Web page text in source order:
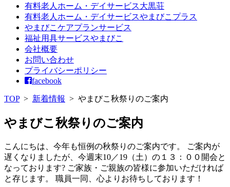
有料老人ホーム・デイサービス大黒荘
有料老人ホーム・デイサービスやまびこプラス
やまびこケアプランサービス
福祉用具サービスやまびこ
会社概要
お問い合わせ
プライバシーポリシー
facebook
TOP> 新着情報 > やまびこ秋祭りのご案内
やまびこ秋祭りのご案内
こんにちは、今年も恒例の秋祭りのご案内です。 ご案内が
遅くなりましたが、今週末10／19（土）の１３：００開会と
なっております? ご家族・ご親族の皆様に参加いただければ
と存じます。 職員一同、心よりお待ちしております！